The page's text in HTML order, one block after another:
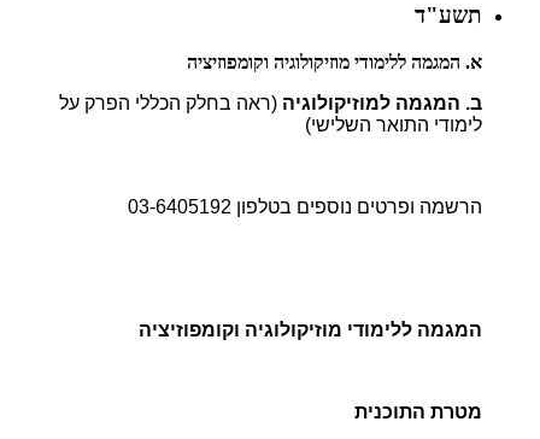
תשע"ד
א. המגמה ללימודי מוזיקולוגיה וקומפוזיציה
ב. המגמה למוזיקולוגיה (ראה בחלק הכללי הפרק על
לימודי התואר השלישי)
הרשמה ופרטים נוספים בטלפון 03-6405192
המגמה ללימודי מוזיקולוגיה וקומפוזיציה
מטרת התוכנית